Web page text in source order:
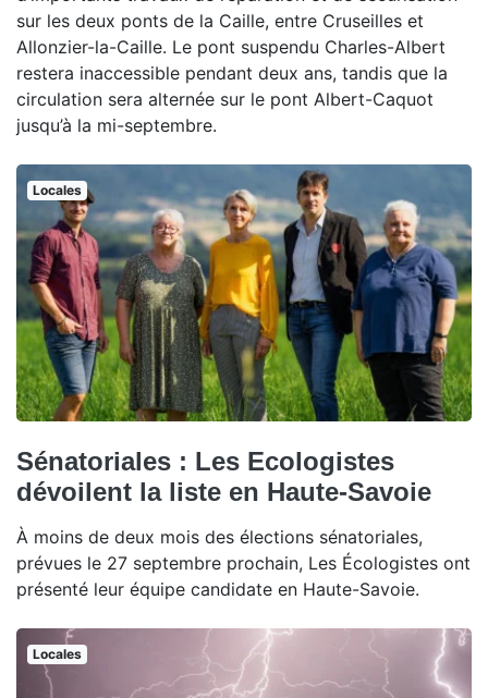
sur les deux ponts de la Caille, entre Cruseilles et
Allonzier-la-Caille. Le pont suspendu Charles-Albert
restera inaccessible pendant deux ans, tandis que la
circulation sera alternée sur le pont Albert-Caquot
jusqu’à la mi-septembre.
Locales
Sénatoriales : Les Ecologistes
dévoilent la liste en Haute-Savoie
À moins de deux mois des élections sénatoriales,
prévues le 27 septembre prochain, Les Écologistes ont
présenté leur équipe candidate en Haute-Savoie.
Locales